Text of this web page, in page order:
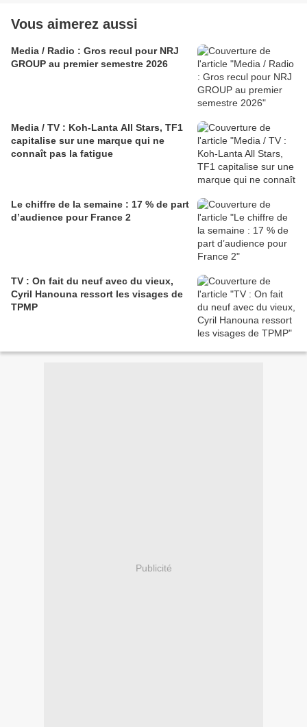
Vous aimerez aussi
Media / Radio : Gros recul pour NRJ
GROUP au premier semestre 2026
Media / TV : Koh-Lanta All Stars, TF1
capitalise sur une marque qui ne
connaît pas la fatigue
Le chiffre de la semaine : 17 % de part
d’audience pour France 2
TV : On fait du neuf avec du vieux,
Cyril Hanouna ressort les visages de
TPMP
Publicité